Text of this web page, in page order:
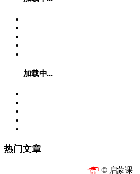
加载中...
热门文章
© 启蒙课